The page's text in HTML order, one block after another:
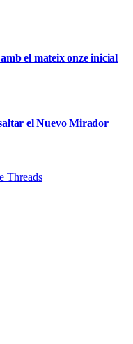
el mateix onze inicial
el Nuevo Mirador
Threads